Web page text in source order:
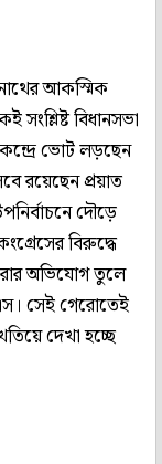
আকস্মিক
বিধানসভা
ভোট লড়ছেন
রয়েছেন প্রয়াত
দৌড়ে
বিরুদ্ধে
অভিযোগ তুলে
সেই গেরোতেই
দেখা হচ্ছে